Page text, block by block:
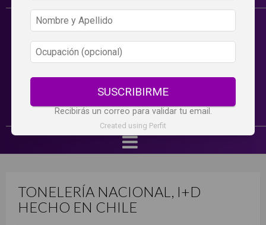
TONELERÍA NACIONAL, I+D
HECHO EN CHILE
SUSCRIBIRME
Recibirás un correo para validar tu email.
Created using Perfit